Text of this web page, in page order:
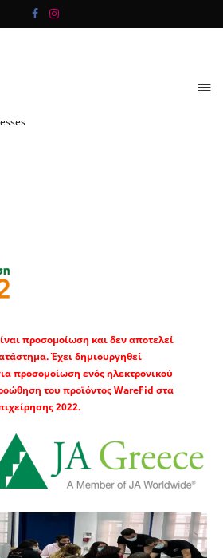
προσομοίωση και δεν αποτελεί
Έχει δημιουργηθεί
προσομοίωση ενός ηλεκτρονικού
του προϊόντος WareFid στα
2022.